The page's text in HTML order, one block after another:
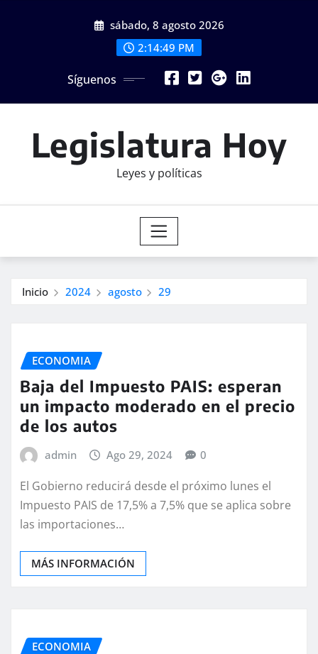
sábado, 8 agosto 2026
2:14:49 PM
Síguenos
Legislatura Hoy
Leyes y políticas
Inicio 2024 agosto 29
ECONOMIA
Baja del Impuesto PAIS: esperan
un impacto moderado en el precio
de los autos
admin Ago 29, 2024 0
El Gobierno reducirá desde el próximo lunes el
Impuesto PAIS de 17,5% a 7,5% que se aplica sobre
las importaciones…
MÁS INFORMACIÓN
ECONOMIA